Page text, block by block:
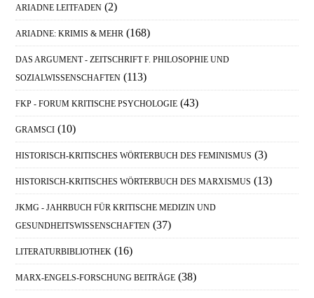
ARIADNE LEITFADEN (2)
ARIADNE: KRIMIS & MEHR (168)
DAS ARGUMENT - ZEITSCHRIFT F. PHILOSOPHIE UND
SOZIALWISSENSCHAFTEN (113)
FKP - FORUM KRITISCHE PSYCHOLOGIE (43)
GRAMSCI (10)
HISTORISCH-KRITISCHES WÖRTERBUCH DES FEMINISMUS (3)
HISTORISCH-KRITISCHES WÖRTERBUCH DES MARXISMUS (13)
JKMG - JAHRBUCH FÜR KRITISCHE MEDIZIN UND
GESUNDHEITSWISSENSCHAFTEN (37)
LITERATURBIBLIOTHEK (16)
MARX-ENGELS-FORSCHUNG BEITRÄGE (38)